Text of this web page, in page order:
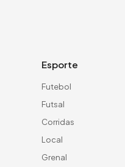
Esporte
Futebol
Futsal
Corridas
Local
Grenal